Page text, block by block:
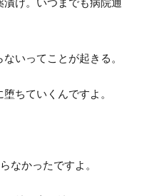
いってことが起きる。
ちていくんですよ。
なかったですよ。